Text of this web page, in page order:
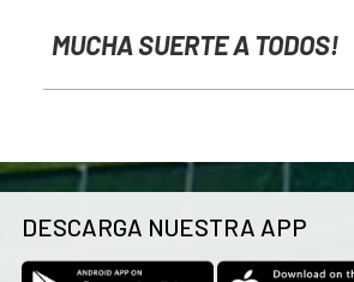
MUCHA SUERTE A TODOS!
DESCARGA NUESTRA APP